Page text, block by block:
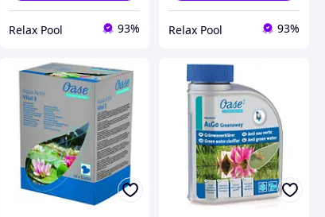
Relax Pool 93% Relax Pool 93%